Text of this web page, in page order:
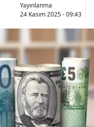
Yayınlanma
24 Kasım 2025 - 09:43